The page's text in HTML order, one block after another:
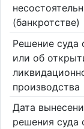
(банкротстве)
Решение суда
или об
производства
Дата
решения суда